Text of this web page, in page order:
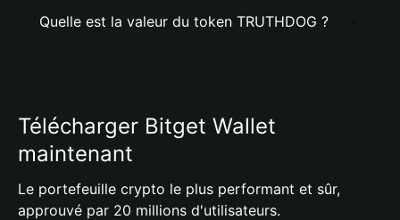
Quelle est la valeur du token TRUTHDOG ?
Télécharger Bitget Wallet
maintenant
Le portefeuille crypto le plus performant et sûr,
approuvé par 20 millions d'utilisateurs.